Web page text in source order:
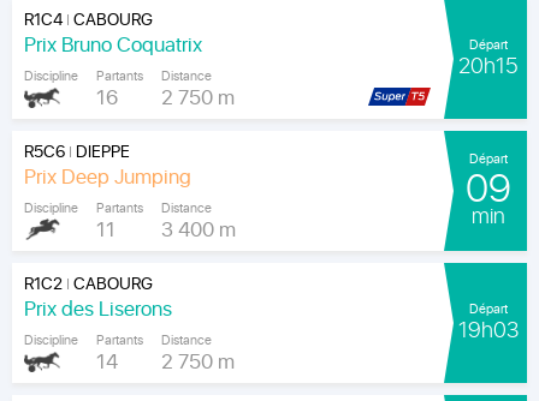
R1C4|CABOURG
Prix Bruno Coquatrix
Discipline Partants
16
Distance
2 750 m
Départ
20h15
R5C6| DIEPPE
Prix Deep Jumping
Discipline Partants
11
Distance
3 400 m
Départ
09
min
R1C2|CABOURG
Prix des Liserons
Discipline Partants
14
Distance
2 750 m
Départ
19h03